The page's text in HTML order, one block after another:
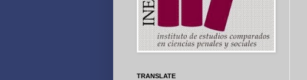
TRANSLATE